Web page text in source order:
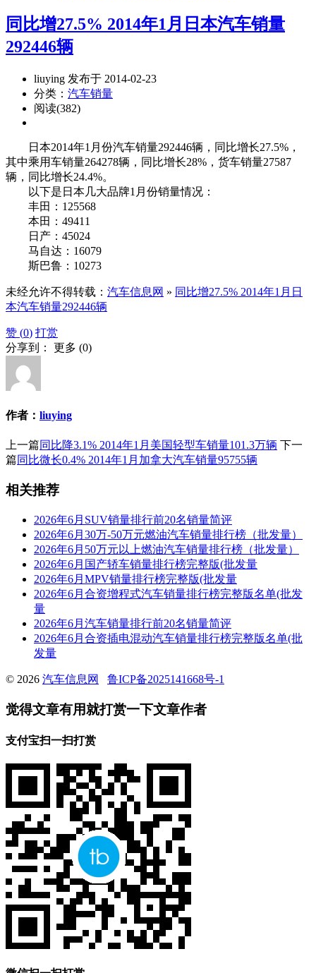
同比增27.5% 2014年1月日本汽车销量
292446辆
liuying 发布于 2014-02-23
分类： 汽车销量
阅读(382)
日本2014年1月份汽车销量292446辆，同比增长27.5%，
其中乘用车销量264278辆，同比增长28%，货车销量27587
辆，同比增长24.4%。
以下是日本几大品牌1月份销量情况：
丰田：125568
本田：49411
日产：45024
马自达：16079
斯巴鲁：10273
未经允许不得转载： 汽车信息网 » 同比增27.5% 2014年1月日
本汽车销量292446辆
赞 (0) 打赏
分享到： 更多 (0)
作者： liuying
上一篇同比降3.1% 2014年1月美国轻型车销量101.3万辆 下一
篇同比微长0.4% 2014年1月加拿大汽车销量95755辆
相关推荐
2026年6月SUV销量排行前20名销量简评
2026年6月30万-50万元燃油汽车销量排行榜（批发量）
2026年6月50万元以上燃油汽车销量排行榜（批发量）
2026年6月国产轿车销量排行榜完整版(批发量
2026年6月MPV销量排行榜完整版(批发量
2026年6月合资增程式汽车销量排行榜完整版名单(批发
量
2026年6月汽车销量排行前20名销量简评
2026年6月合资插电混动汽车销量排行榜完整版名单(批
发量
© 2026 汽车信息网 鲁ICP备2025141668号-1
觉得文章有用就打赏一下文章作者
支付宝扫一扫打赏